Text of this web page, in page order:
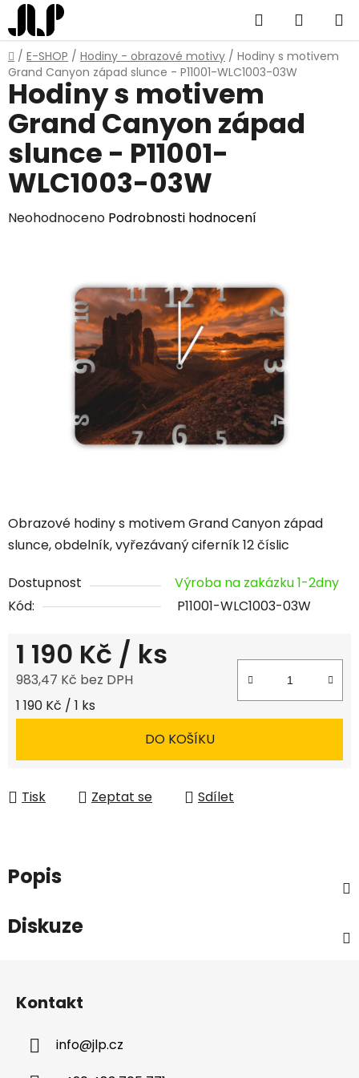
Přejít
na
obsah
Hledat
KOŠÍK
Domů
/ E-SHOP / Hodiny - obrazové motivy / Hodiny s motivem
Grand Canyon západ slunce - P11001-WLC1003-03W
Obrazové hodiny s motivem Grand Canyon západ
slunce, obdelník, vyřezávaný ciferník 12 číslic
Dostupnost
Výroba na zakázku 1-2dny
Kód:
P11001-WLC1003-03W
1 190 Kč / ks
983,47 Kč bez DPH
Měrná cena:
1 190 Kč / 1 ks
DO KOŠÍKU
Tisk Zeptat se Sdílet
Hodiny s motivem
Grand Canyon západ
slunce - P11001-
WLC1003-03W
Průměrné
Neohodnoceno Podrobnosti hodnocení
Popis
Diskuze
Kontakt
info@jlp.cz